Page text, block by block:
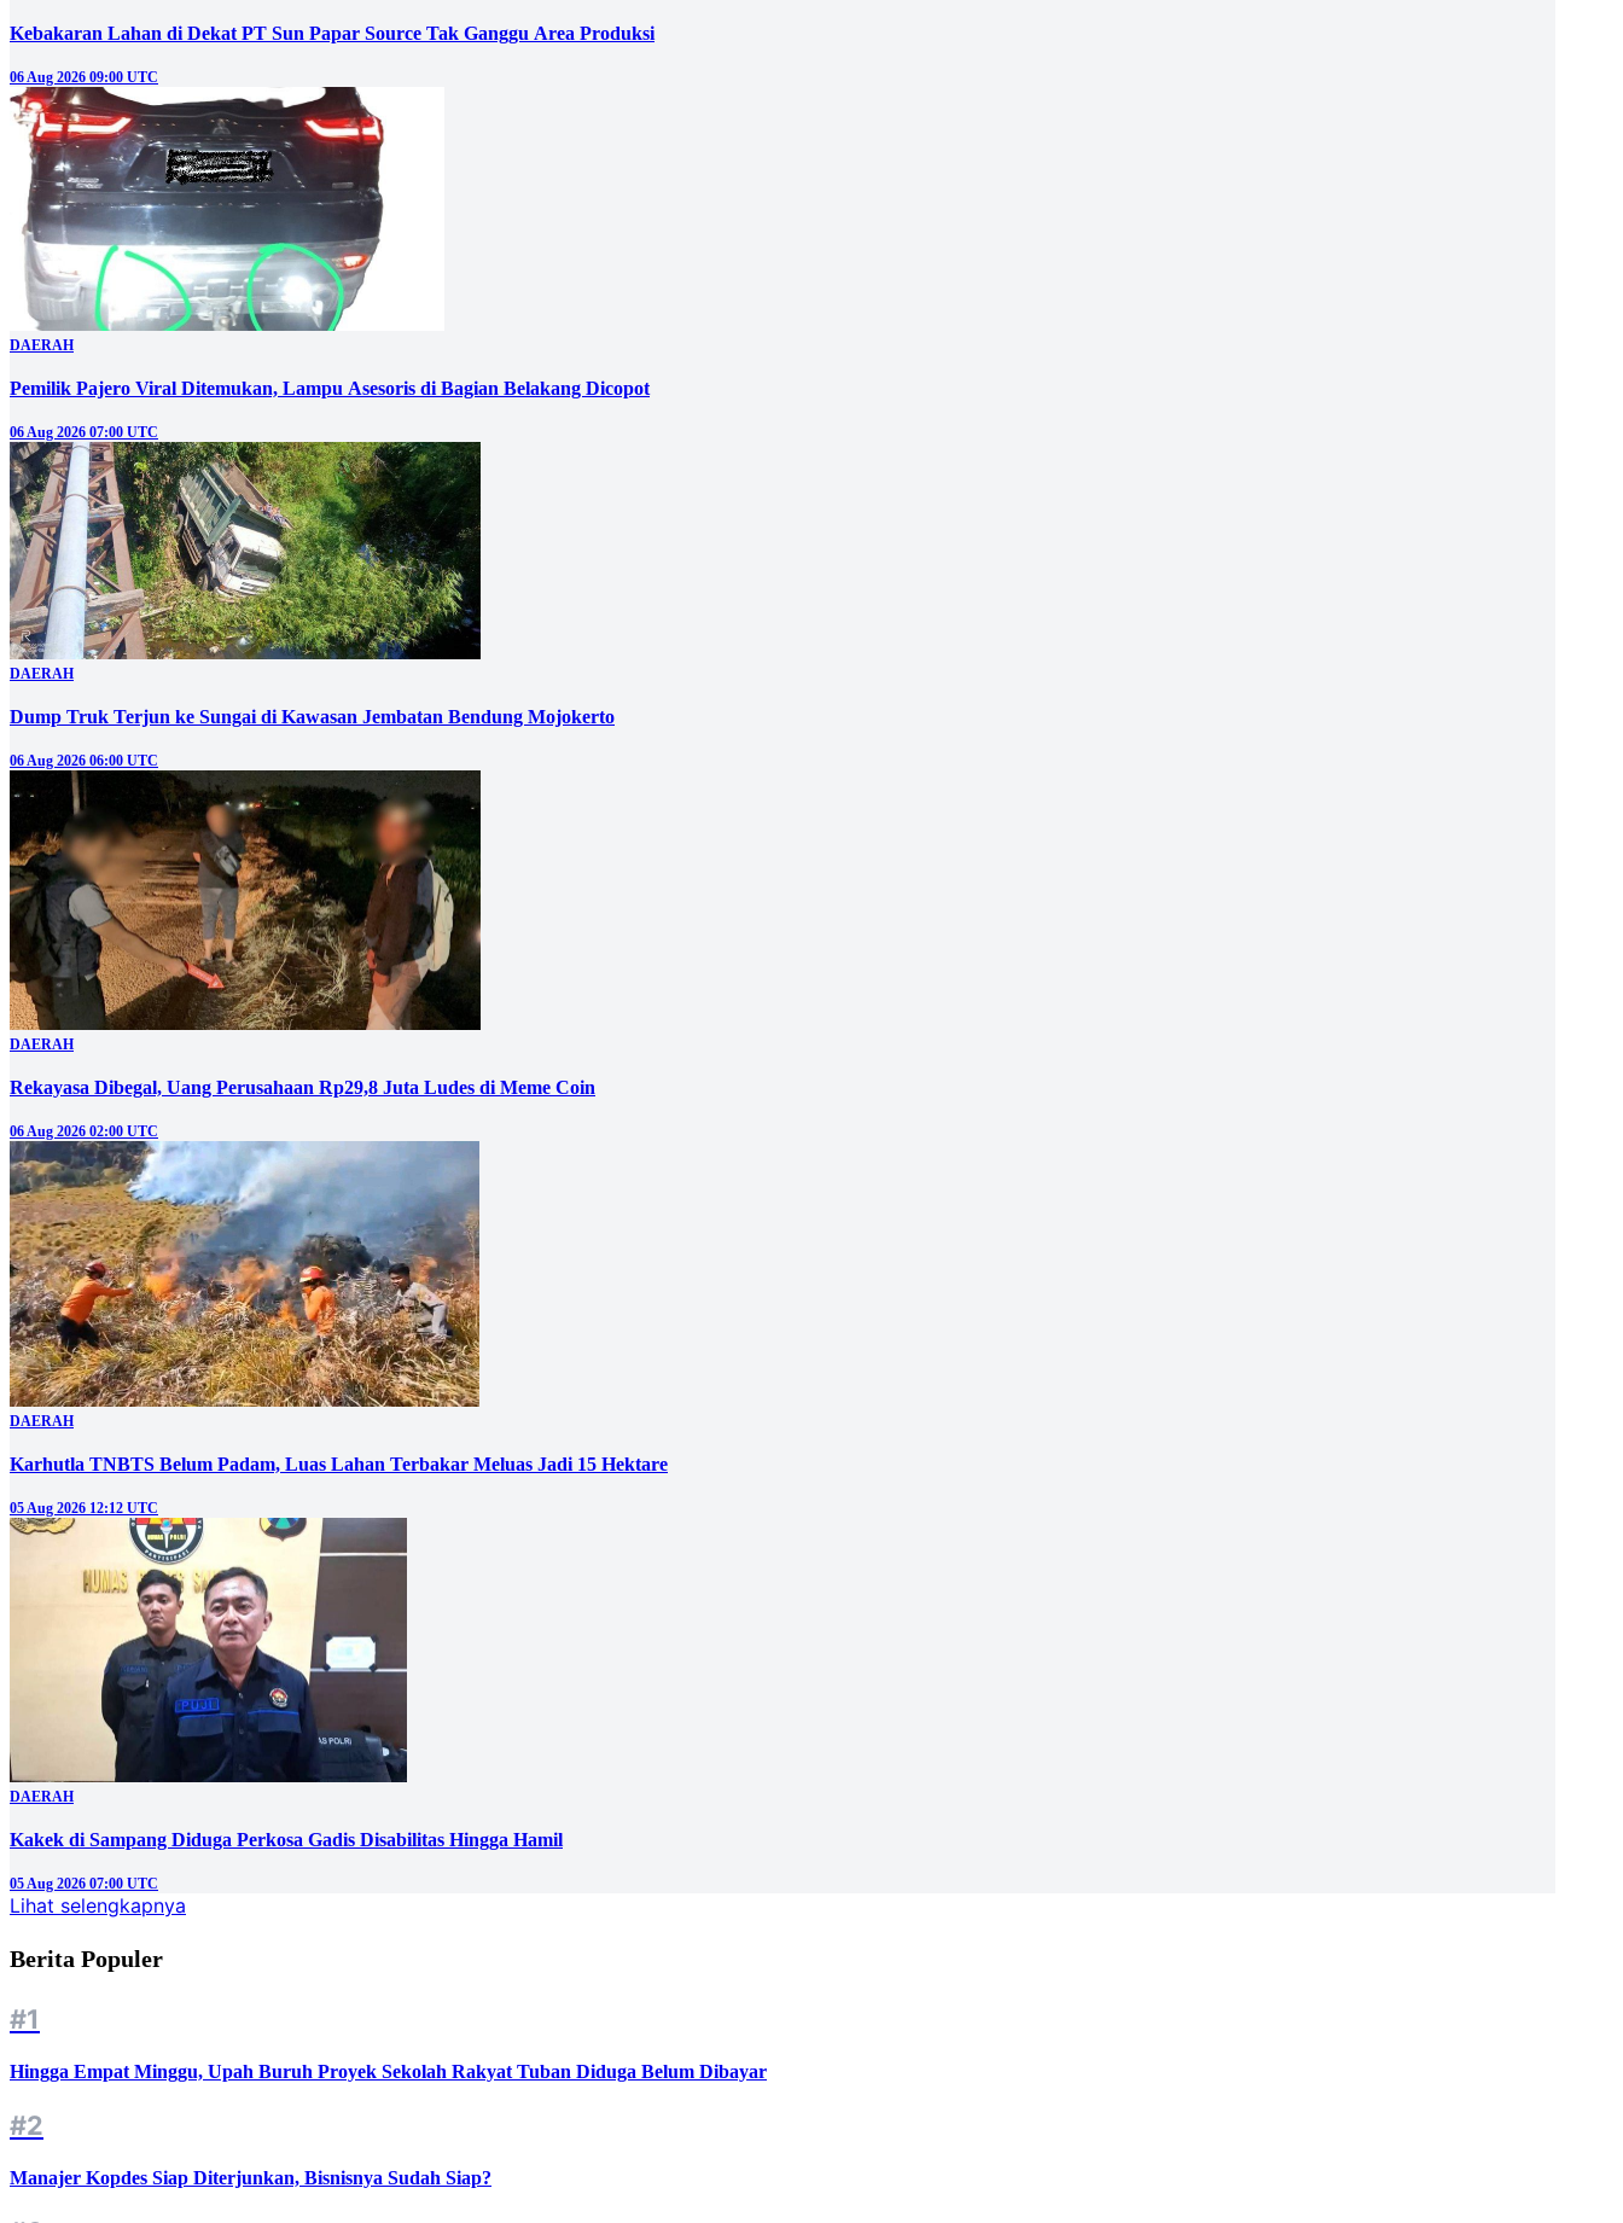
Kebakaran Lahan di Dekat PT Sun Papar Source Tak Ganggu Area Produksi
06 Aug 2026 09:00 UTC
DAERAH
Pemilik Pajero Viral Ditemukan, Lampu Asesoris di Bagian Belakang Dicopot
06 Aug 2026 07:00 UTC
DAERAH
Dump Truk Terjun ke Sungai di Kawasan Jembatan Bendung Mojokerto
06 Aug 2026 06:00 UTC
DAERAH
Rekayasa Dibegal, Uang Perusahaan Rp29,8 Juta Ludes di Meme Coin
06 Aug 2026 02:00 UTC
DAERAH
Karhutla TNBTS Belum Padam, Luas Lahan Terbakar Meluas Jadi 15 Hektare
05 Aug 2026 12:12 UTC
DAERAH
Kakek di Sampang Diduga Perkosa Gadis Disabilitas Hingga Hamil
05 Aug 2026 07:00 UTC
Lihat selengkapnya
Berita Populer
#1
Hingga Empat Minggu, Upah Buruh Proyek Sekolah Rakyat Tuban Diduga Belum Dibayar
#2
Manajer Kopdes Siap Diterjunkan, Bisnisnya Sudah Siap?